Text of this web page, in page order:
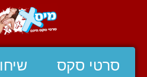
סרטי סקס